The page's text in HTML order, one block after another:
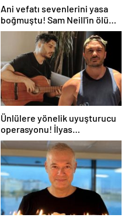
Ani vefatı sevenlerini yasa
boğmuştu! Sam Neill'in ölüm
nedeni belli oldu
Ünlülere yönelik uyuşturucu
operasyonu! İlyas
Yalçıntaş'tan ilk açıklama